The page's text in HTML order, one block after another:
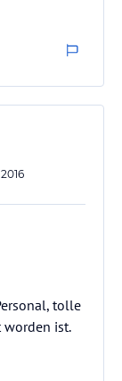
tolle
worden ist.